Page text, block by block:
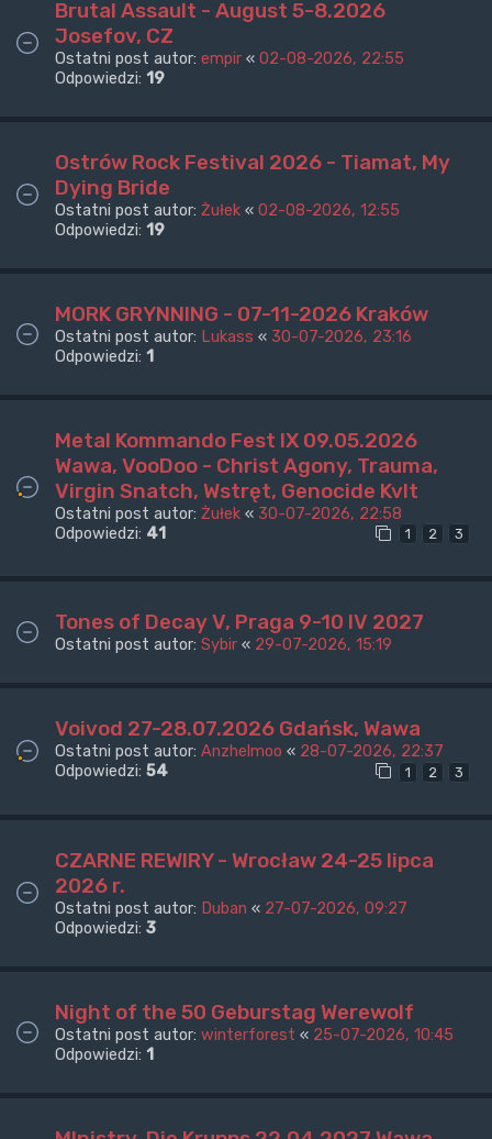
Brutal Assault - August 5-8.2026
Josefov, CZ
Ostatni post autor: empir « 02-08-2026, 22:55
Odpowiedzi: 19
Ostrów Rock Festival 2026 - Tiamat, My
Dying Bride
Ostatni post autor: Żułek « 02-08-2026, 12:55
Odpowiedzi: 19
MORK GRYNNING - 07-11-2026 Kraków
Ostatni post autor: Lukass « 30-07-2026, 23:16
Odpowiedzi: 1
Metal Kommando Fest IX 09.05.2026
Wawa, VooDoo - Christ Agony, Trauma,
Virgin Snatch, Wstręt, Genocide Kvlt
Ostatni post autor: Żułek « 30-07-2026, 22:58
Odpowiedzi: 41 1 2 3
Tones of Decay V, Praga 9-10 IV 2027
Ostatni post autor: Sybir « 29-07-2026, 15:19
Voivod 27-28.07.2026 Gdańsk, Wawa
Ostatni post autor: Anzhelmoo « 28-07-2026, 22:37
Odpowiedzi: 54 1 2 3
CZARNE REWIRY - Wrocław 24-25 lipca
2026 r.
Ostatni post autor: Duban « 27-07-2026, 09:27
Odpowiedzi: 3
Night of the 50 Geburstag Werewolf
Ostatni post autor: winterforest « 25-07-2026, 10:45
Odpowiedzi: 1